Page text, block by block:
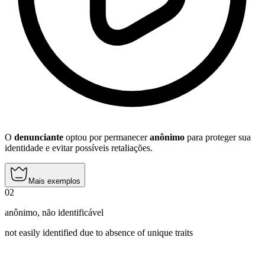
O denunciante optou por permaneceranônimo para proteger sua
identidade e evitar possíveis retaliações.
Mais exemplos
02
anônimo, não identificável
not easily identified due to absence of unique traits